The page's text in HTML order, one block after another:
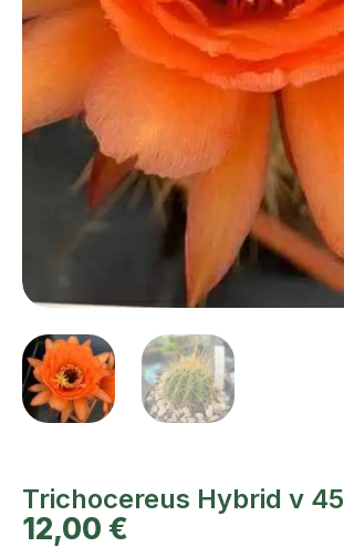
Trichocereus Hybrid v 45
12,00 €